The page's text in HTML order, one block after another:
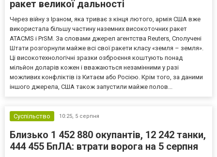
ракет великої дальності
Через війну з Іраном, яка триває з кінця лютого, армія США вже
використала більшу частину наземних високоточних ракет
ATACMS і PrSM. За словами джерел агентства Reuters, Сполучені
Штати розгорнули майже всі свої ракети класу «земля – земля».
Ці високотехнологічні зразки озброєння коштують понад
мільйон доларів кожен і вважаються незамінними у разі
можливих конфліктів із Китаєм або Росією. Крім того, за даними
іншого джерела, США також запустили майже полов...
Суспільство 10:25, 5 серпня
Близько 1 452 880 окупантів, 12 242 танки,
444 455 БпЛА: втрати ворога на 5 серпня